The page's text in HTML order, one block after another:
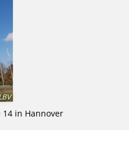
in Hannover